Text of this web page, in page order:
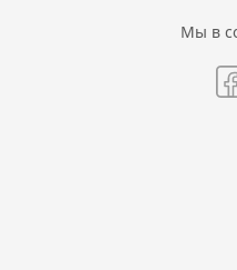
Мы в